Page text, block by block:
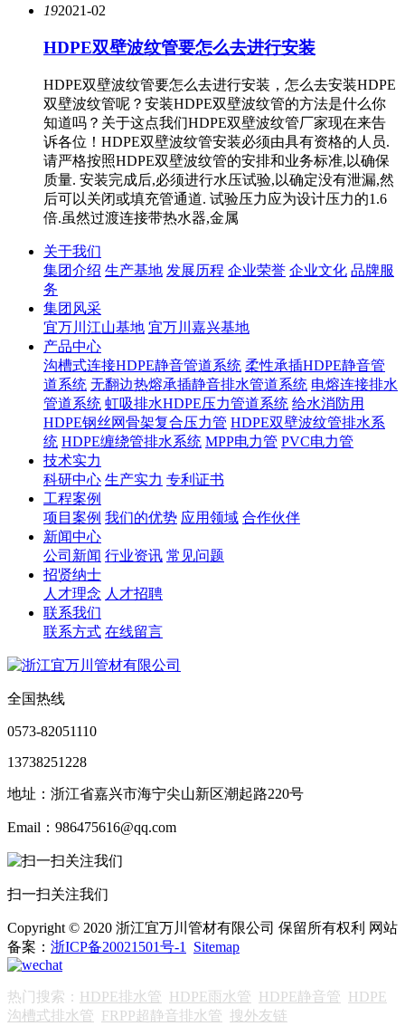
192021-02
HDPE双壁波纹管要怎么去进行安装
HDPE双壁波纹管要怎么去进行安装，怎么去安装HDPE
双壁波纹管呢？安装HDPE双壁波纹管的方法是什么你
知道吗？关于这点我们HDPE双壁波纹管厂家现在来告
诉各位！HDPE双壁波纹管安装必须由具有资格的人员.
请严格按照HDPE双壁波纹管的安排和业务标准,以确保
质量. 安装完成后,必须进行水压试验,以确定没有泄漏,然
后可以关闭或填充管通道. 试验压力应为设计压力的1.6
倍.虽然过渡连接带热水器,金属
关于我们
集团介绍 生产基地 发展历程 企业荣誉 企业文化 品牌服
务
集团风采
宜万川江山基地 宜万川嘉兴基地
产品中心
沟槽式连接HDPE静音管道系统 柔性承插HDPE静音管
道系统 无翻边热熔承插静音排水管道系统 电熔连接排水
管道系统 虹吸排水HDPE压力管道系统 给水消防用
HDPE钢丝网骨架复合压力管 HDPE双壁波纹管排水系
统 HDPE缠绕管排水系统 MPP电力管 PVC电力管
技术实力
科研中心 生产实力 专利证书
工程案例
项目案例 我们的优势 应用领域 合作伙伴
新闻中心
公司新闻 行业资讯 常见问题
招贤纳士
人才理念 人才招聘
联系我们
联系方式 在线留言
全国热线
0573-82051110
13738251228
地址：浙江省嘉兴市海宁尖山新区潮起路220号
Email：986475616@qq.com
扫一扫关注我们
Copyright © 2020 浙江宜万川管材有限公司 保留所有权利 网站
备案： 浙ICP备20021501号-1 Sitemap
热门搜索： HDPE排水管 HDPE雨水管 HDPE静音管 HDPE
沟槽式排水管 FRPP超静音排水管 搜外友链